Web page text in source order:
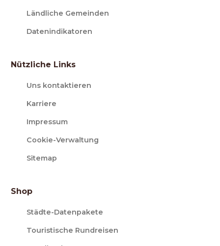
Ländliche Gemeinden
Datenindikatoren
Nützliche Links
Uns kontaktieren
Karriere
Impressum
Cookie-Verwaltung
Sitemap
Shop
Städte-Datenpakete
Touristische Rundreisen